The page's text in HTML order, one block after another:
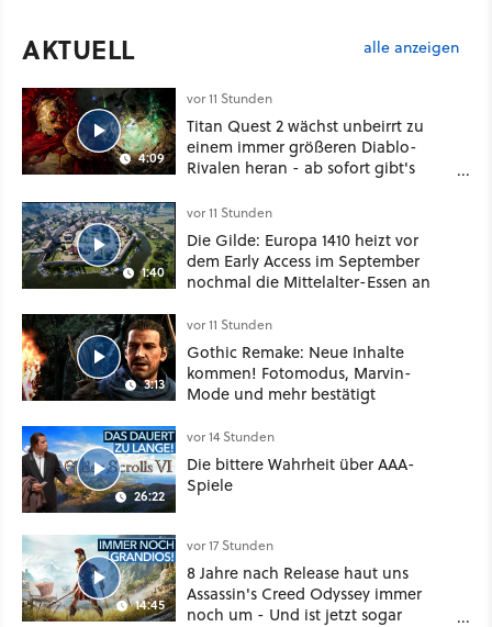
AKTUELL alle anzeigen
4:09
vor 11 Stunden
Titan Quest 2 wächst unbeirrt zu
einem immer größeren Diablo-
Rivalen heran - ab sofort gibt's
Klasse
1:40
vor 11 Stunden
Die Gilde: Europa 1410 heizt vor
dem Early Access im September
nochmal die Mittelalter-Essen an
3:13
vor 11 Stunden
Gothic Remake: Neue Inhalte
kommen! Fotomodus, Marvin-
Mode und mehr bestätigt
26:22
vor 14 Stunden
Die bittere Wahrheit über AAA-
Spiele
14:45
vor 17 Stunden
8 Jahre nach Release haut uns
Assassin's Creed Odyssey immer
noch um - Und ist jetzt sogar